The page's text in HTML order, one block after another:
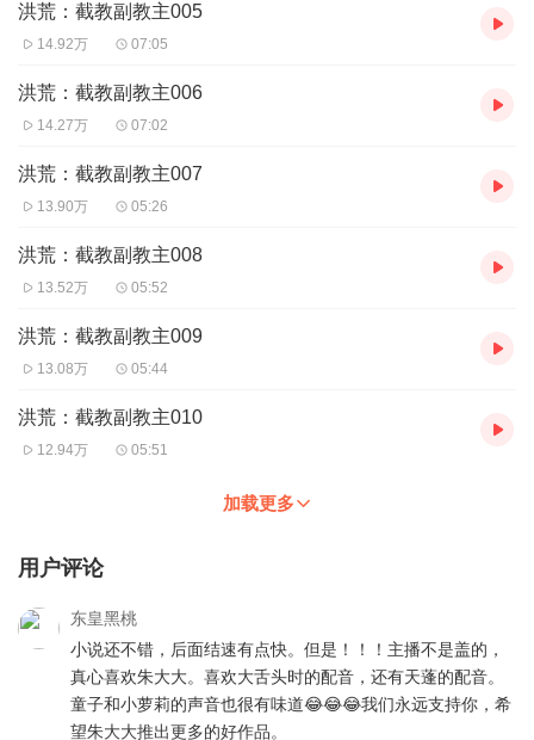
洪荒：截教副教主005
14.92万 07:05
洪荒：截教副教主006
14.27万 07:02
洪荒：截教副教主007
13.90万 05:26
洪荒：截教副教主008
13.52万 05:52
洪荒：截教副教主009
13.08万 05:44
洪荒：截教副教主010
12.94万 05:51
加载更多
用户评论
东皇黑桃
小说还不错，后面结速有点快。但是！！！主播不是盖的，
真心喜欢朱大大。喜欢大舌头时的配音，还有天蓬的配音。
童子和小萝莉的声音也很有味道😂😂😂我们永远支持你，希
望朱大大推出更多的好作品。